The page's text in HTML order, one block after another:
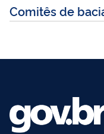
Comitês de